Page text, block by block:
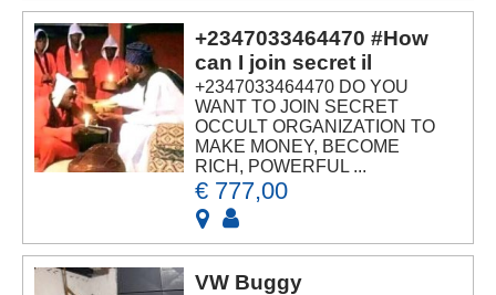
+2347033464470 #How
can I join secret il
+2347033464470 DO YOU
WANT TO JOIN SECRET
OCCULT ORGANIZATION TO
MAKE MONEY, BECOME
RICH, POWERFUL ...
€ 777,00
VW Buggy